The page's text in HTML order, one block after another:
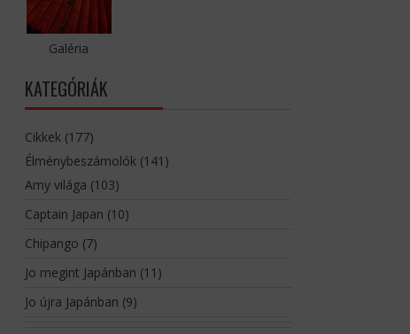
Galéria
KATEGÓRIÁK
Cikkek(177)
Élménybeszámolók(141)
Amy világa (103)
Captain Japan (10)
Chipango (7)
Jo megint Japánban (11)
Jo újra Japánban (9)